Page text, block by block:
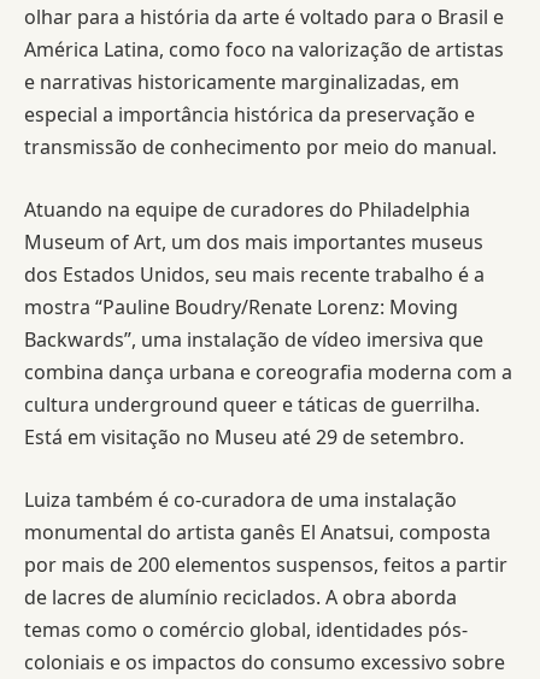
olhar para a história da arte é voltado para o Brasil e
América Latina, como foco na valorização de artistas
e narrativas historicamente marginalizadas, em
especial a importância histórica da preservação e
transmissão de conhecimento por meio do manual.
Atuando na equipe de curadores do Philadelphia
Museum of Art, um dos mais importantes museus
dos Estados Unidos, seu mais recente trabalho é a
mostra “Pauline Boudry/Renate Lorenz: Moving
Backwards”, uma instalação de vídeo imersiva que
combina dança urbana e coreografia moderna com a
cultura underground queer e táticas de guerrilha.
Está em visitação no Museu até 29 de setembro.
Luiza também é co-curadora de uma instalação
monumental do artista ganês El Anatsui, composta
por mais de 200 elementos suspensos, feitos a partir
de lacres de alumínio reciclados. A obra aborda
temas como o comércio global, identidades pós-
coloniais e os impactos do consumo excessivo sobre